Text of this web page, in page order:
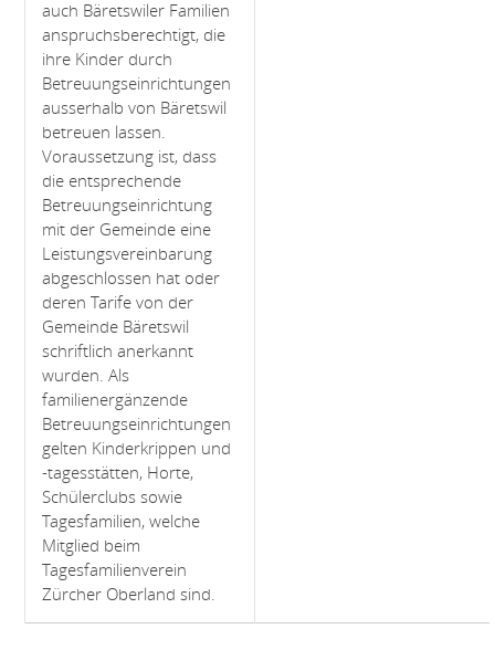
auch Bäretswiler Familien
anspruchsberechtigt, die
ihre Kinder durch
Betreuungseinrichtungen
ausserhalb von Bäretswil
betreuen lassen.
Voraussetzung ist, dass
die entsprechende
Betreuungseinrichtung
mit der Gemeinde eine
Leistungsvereinbarung
abgeschlossen hat oder
deren Tarife von der
Gemeinde Bäretswil
schriftlich anerkannt
wurden. Als
familienergänzende
Betreuungseinrichtungen
gelten Kinderkrippen und
-tagesstätten, Horte,
Schülerclubs sowie
Tagesfamilien, welche
Mitglied beim
Tagesfamilienverein
Zürcher Oberland sind.